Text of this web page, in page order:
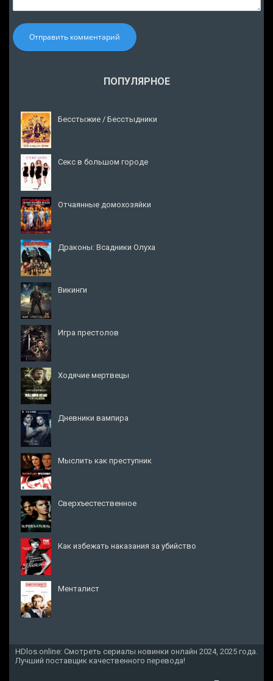
Отправить комментарий
ПОПУЛЯРНОЕ
Бесстыжие / Бесстыдники
Секс в большом городе
Отчаянные домохозяйки
Драконы: Всадники Олуха
Викинги
Игра престолов
Ходячие мертвецы
Дневники вампира
Мыслить как преступник
Сверхъестественное
Как избежать наказания за убийство
Менталист
HDlos.online: Смотреть сериалы новинки онлайн 2024, 2025 года.
Лучший поставщик качественного перевода!